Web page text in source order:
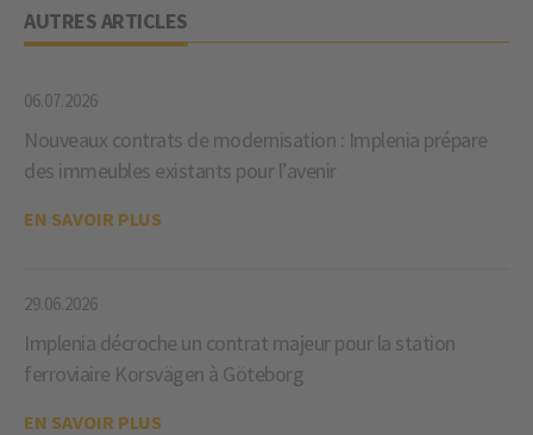
AUTRES ARTICLES
06.07.2026
Nouveaux contrats de modernisation : Implenia prépare
des immeubles existants pour l’avenir
EN SAVOIR PLUS
29.06.2026
Implenia décroche un contrat majeur pour la station
ferroviaire Korsvägen à Göteborg
EN SAVOIR PLUS